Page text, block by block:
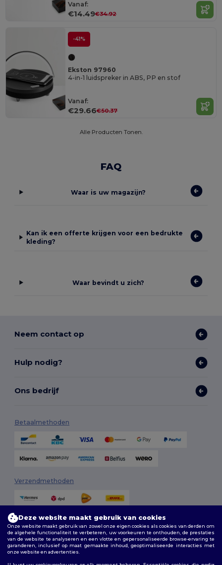
Vanaf:
€14.49€34.92
-41%
Ekston 97960
4-in-1 luidspreker in ABS, PP en stof
Vanaf:
€29.66€50.37
Alle Producten Tonen.
FAQ
Waar is uw magazijn?
Kan ik een offerte krijgen voor een bedrukte
kleding?
Waar bevindt u zich?
Neem contact op
Hulp nodig?
Ons bedrijf
Betaalmethoden
Verzendmethoden
Volg ons
Deze website maakt gebruik van cookies
Onze website maakt gebruik van zowel onze eigen cookies als cookies van derden om
de algehele functionaliteit te verbeteren, uw voorkeuren te onthouden, de prestaties
van de website te analyseren en een vlotte en gepersonaliseerde browse-ervaring te
garanderen, inclusief op maat gemaakte inhoud, geoptimaliseerde interacties met
onze website en advertenties.